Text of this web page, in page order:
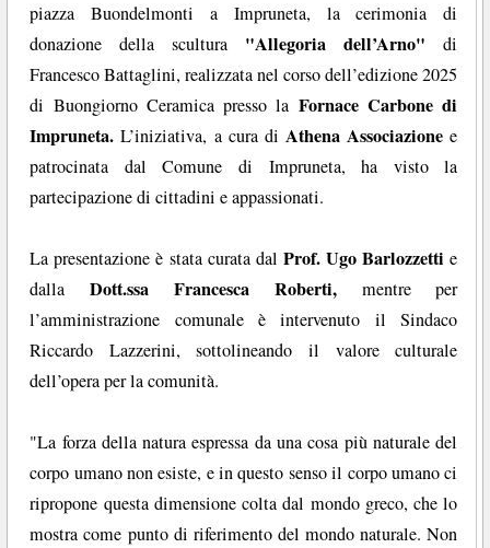
piazza Buondelmonti a Impruneta, la cerimonia di
donazione della scultura "Allegoria dell’Arno" di
Francesco Battaglini, realizzata nel corso dell’edizione 2025
di Buongiorno Ceramica presso la Fornace Carbone di
Impruneta. L’iniziativa, a cura diAthena Associazione e
patrocinata dal Comune di Impruneta, ha visto la
partecipazione di cittadini e appassionati.
La presentazione è stata curata dal Prof. Ugo Barlozzetti e
dallaDott.ssa Francesca Roberti,mentre per
l’amministrazione comunale è intervenuto il Sindaco
Riccardo Lazzerini, sottolineando il valore culturale
dell’opera per la comunità.
"La forza della natura espressa da una cosa più naturale del
corpo umano non esiste, e in questo senso il corpo umano ci
ripropone questa dimensione colta dal mondo greco, che lo
mostra come punto di riferimento del mondo naturale. Non